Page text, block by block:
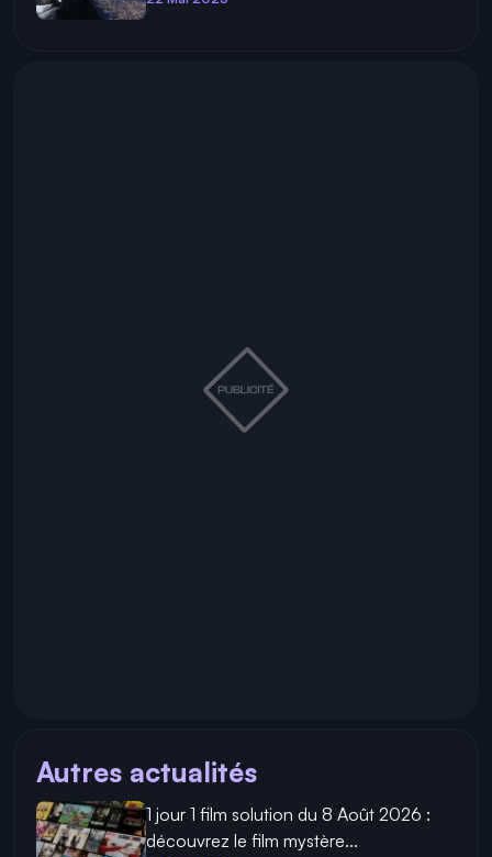
Autres actualités
1 jour 1 film solution du 8 Août 2026 :
découvrez le film mystère...